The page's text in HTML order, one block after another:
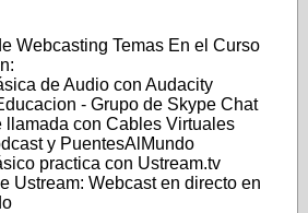
Webcasting Temas En el Curso
de Audio con Audacity
- Grupo de Skype Chat
llamada con Cables Virtuales
y PuentesAlMundo
practica con Ustream.tv
Ustream: Webcast en directo en